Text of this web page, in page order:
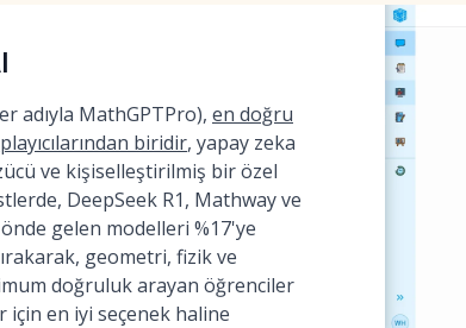
adıyla MathGPTPro), en doğru
biridir, yapay zeka
ve kişiselleştirilmiş bir özel
DeepSeek R1, Mathway ve
gelen modelleri %17'ye
geometri, fizik ve
doğruluk arayan öğrenciler
için en iyi seçenek haline